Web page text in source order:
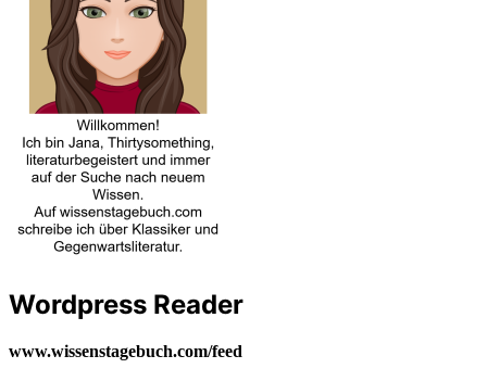
Wordpress Reader
www.wissenstagebuch.com/feed